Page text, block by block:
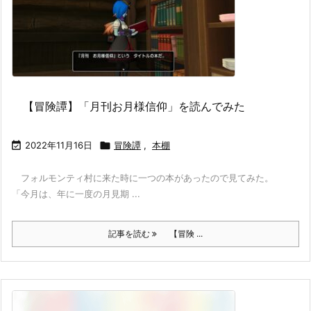
【冒険譚】「月刊お月様信仰」を読んでみた
 2022年11月16日  冒険譚 , 本棚
フォルモンティ村に来た時に一つの本があったので見てみた。
「今月は、年に一度の月見期 ...
記事を読む 【冒険 ...